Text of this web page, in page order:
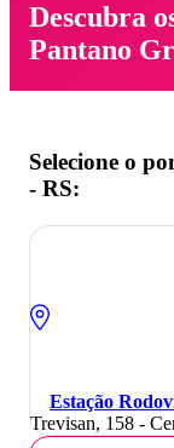
Descubra
Pantano
Selecione o
- RS:
Estação
Trevisan, 158 -